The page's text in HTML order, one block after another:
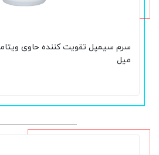
میل